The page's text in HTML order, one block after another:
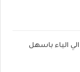
الياء باسهل